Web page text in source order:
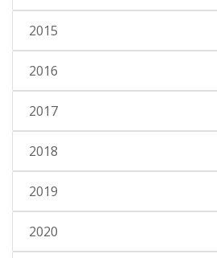
2015
2016
2017
2018
2019
2020